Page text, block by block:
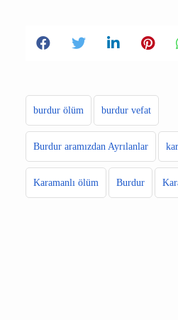
burdur ölüm burdur vefat
Burdur aramızdan Ayrılanlar